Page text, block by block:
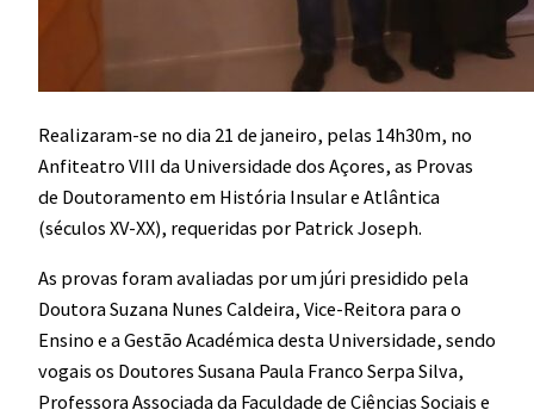
Realizaram-se no dia 21 de janeiro, pelas 14h30m, no
Anfiteatro VIII da Universidade dos Açores, as Provas
de Doutoramento em História Insular e Atlântica
(séculos XV-XX), requeridas por Patrick Joseph.
As provas foram avaliadas por um júri presidido pela
Doutora Suzana Nunes Caldeira, Vice-Reitora para o
Ensino e a Gestão Académica desta Universidade, sendo
vogais os Doutores Susana Paula Franco Serpa Silva,
Professora Associada da Faculdade de Ciências Sociais e